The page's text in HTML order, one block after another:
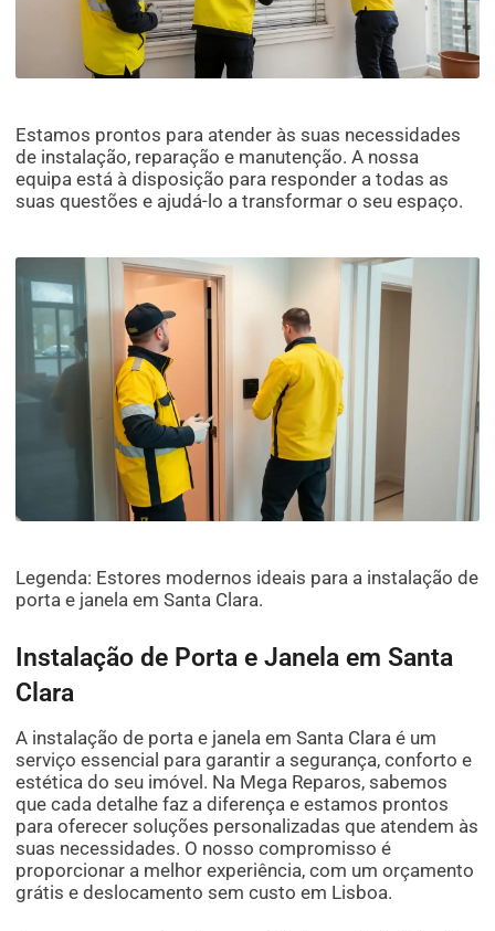
Estamos prontos para atender às suas necessidades
de instalação, reparação e manutenção. A nossa
equipa está à disposição para responder a todas as
suas questões e ajudá-lo a transformar o seu espaço.
Legenda: Estores modernos ideais para a instalação de
porta e janela em Santa Clara.
Instalação de Porta e Janela em Santa
Clara
A instalação de porta e janela em Santa Clara é um
serviço essencial para garantir a segurança, conforto e
estética do seu imóvel. Na Mega Reparos, sabemos
que cada detalhe faz a diferença e estamos prontos
para oferecer soluções personalizadas que atendem às
suas necessidades. O nosso compromisso é
proporcionar a melhor experiência, com um orçamento
grátis e deslocamento sem custo em Lisboa.